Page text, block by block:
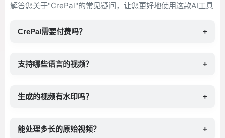
解答您关于"CrePal"的常见疑问，让您更好地使用这款AI工具
CrePal需要付费吗？ +
支持哪些语言的视频？ +
生成的视频有水印吗？ +
能处理多长的原始视频？ +